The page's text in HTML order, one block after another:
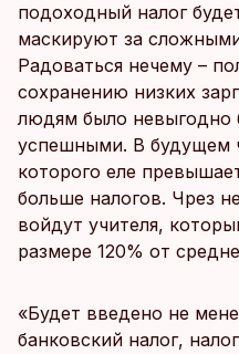
подоходный налог
маскируют за
Радоваться нечему –
сохранению низких
людям было
успешными. В будущем
которого еле
больше налогов. Чрез
войдут учителя,
размере 120% от
«Будет введено не
банковский налог,